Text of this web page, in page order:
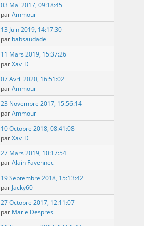
03 Mai 2017, 09:18:45
parAmmour
13 Juin 2019, 14:17:30
par babsaudade
11 Mars 2019, 15:37:26
parXav_D
07 Avril 2020, 16:51:02
parAmmour
23 Novembre 2017, 15:56:14
parAmmour
10 Octobre 2018, 08:41:08
parXav_D
27 Mars 2019, 10:17:54
parAlain Favennec
19 Septembre 2018, 15:13:42
par Jacky60
27 Octobre 2017, 12:11:07
par Marie Despres